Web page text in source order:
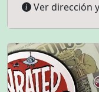
Ver dirección